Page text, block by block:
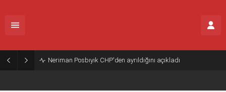
Neriman Posbıyık CHP'den ayrıldığını açıkladı